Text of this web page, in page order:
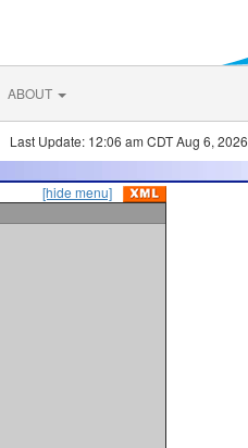
ABOUT
Last Update: 12:06 am CDT Aug 6, 2026
[hide menu]